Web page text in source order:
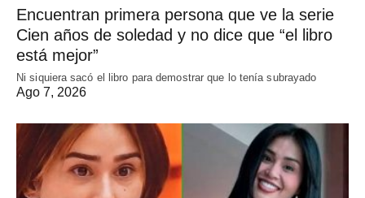
Encuentran primera persona que ve la serie
Cien años de soledad y no dice que “el libro
está mejor”
Ni siquiera sacó el libro para demostrar que lo tenía subrayado
Ago 7, 2026